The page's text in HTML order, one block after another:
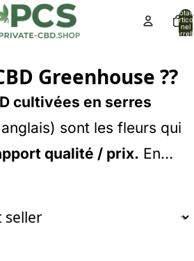
nel
Greenhouse ?‍?
cultivées en serres
sont les fleurs qui
qualité / prix. En…
rapproche d'une indoor